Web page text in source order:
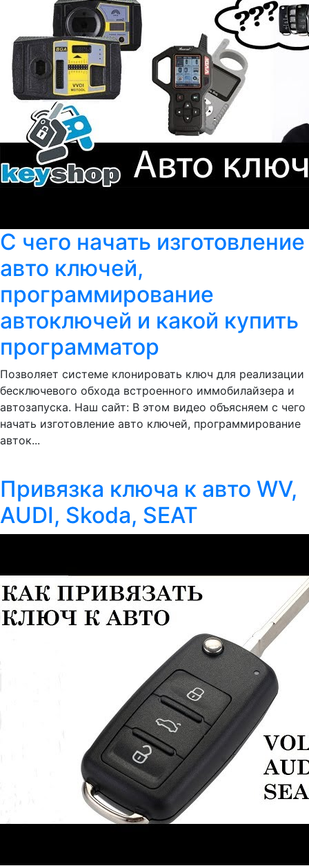
С чего начать изготовление
авто ключей,
программирование
автоключей и какой купить
программатор
Позволяет системе клонировать ключ для реализации
бесключевого обхода встроенного иммобилайзера и
автозапуска. Наш сайт: В этом видео объясняем с чего
начать изготовление авто ключей, программирование
авток...
Привязка ключа к авто WV,
AUDI, Skoda, SEAT